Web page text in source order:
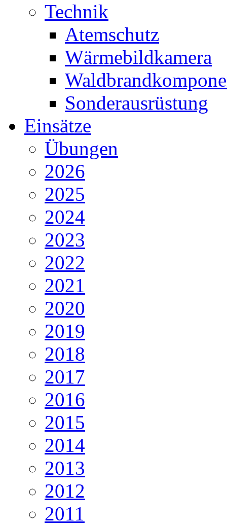
Technik
Atemschutz
Wärmebildkamera
Sonderausrüstung
Einsätze
Übungen
2026
2025
2024
2023
2022
2021
2020
2019
2018
2017
2016
2015
2014
2013
2012
2011